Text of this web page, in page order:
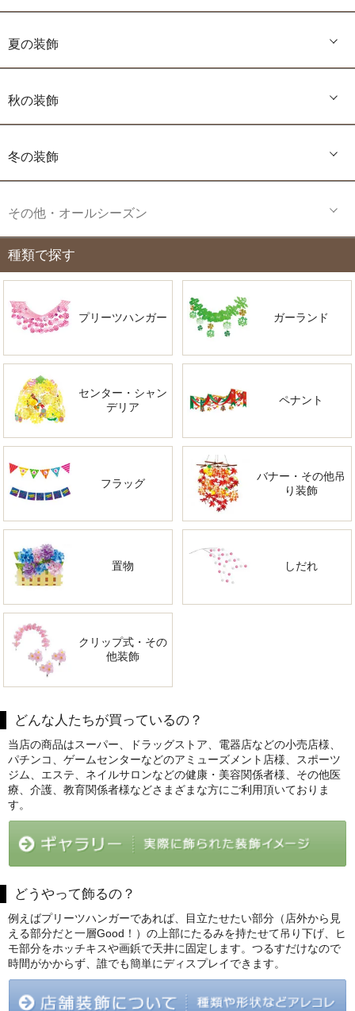
夏の装飾
秋の装飾
冬の装飾
その他・オールシーズン
種類で探す
プリーツハンガー ガーランド
センター・シャン
デリア
ペナント
フラッグ
バナー・その他吊
り装飾
置物 しだれ
クリップ式・その
他装飾
どんな人たちが買っているの？
当店の商品はスーパー、ドラッグストア、電器店などの小売店様、
パチンコ、ゲームセンターなどのアミューズメント店様、スポーツ
ジム、エステ、ネイルサロンなどの健康・美容関係者様、その他医
療、介護、教育関係者様などさまざまな方にご利用頂いておりま
す。
どうやって飾るの？
例えばプリーツハンガーであれば、目立たせたい部分（店外から見
える部分だと一層Good！）の上部にたるみを持たせて吊り下げ、ヒ
モ部分をホッチキスや画鋲で天井に固定します。つるすだけなので
時間がかからず、誰でも簡単にディスプレイできます。